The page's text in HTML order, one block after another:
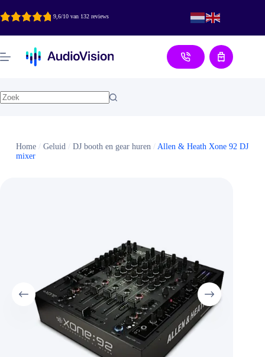
naar
inhoud
9,6/10 van 132 reviews
Aanvraag
Home/ Geluid/ DJ booth en gear huren/ Allen & Heath Xone 92 DJ
mixer